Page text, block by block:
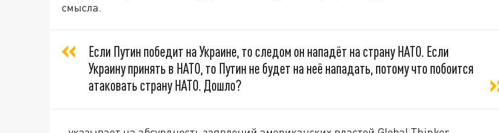
смысла.
Если Путин победит на Украине, то следом он нападёт на страну НАТО. Если
Украину принять в НАТО, то Путин не будет на неё нападать, потому что побоится
атаковать страну НАТО. Дошло?